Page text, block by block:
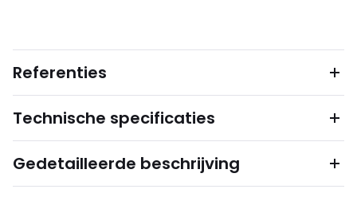
Referenties
Technische specificaties
Gedetailleerde beschrijving